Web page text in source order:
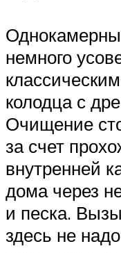
немного
колодца с
Очищение
за счет
внутренней
дома через
и песка.
здесь не